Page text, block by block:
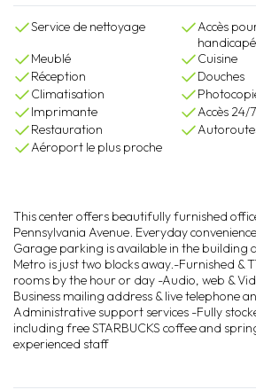
Service de nettoyage
Accès
Meublé
Cuisine
Réception
Douches
Climatisation
Imprimante
Accès 24/7
Restauration
Aéroport le plus proche
This center offers beautifully furnished
Pennsylvania Avenue. Everyday
Garage parking is available in the building
Metro is just two blocks away.-Furnished &
rooms by the hour or day -Audio, web &
Business mailing address & live telephone
Administrative support services -Fully
including free STARBUCKS coffee and
experienced staff